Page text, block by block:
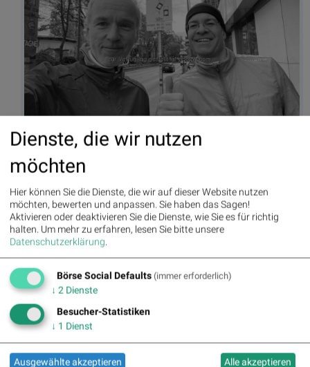
Dienste, die wir nutzen
möchten
Hier können Sie die Dienste, die wir auf dieser Website nutzen
möchten, bewerten und anpassen. Sie haben das Sagen!
Aktivieren oder deaktivieren Sie die Dienste, wie Sie es für richtig
halten. Um mehr zu erfahren, lesen Sie bitte unsere
Datenschutzerklärung.
Börse Social Defaults (immer erforderlich)
↓ 2 Dienste
Besucher-Statistiken
↓ 1 Dienst
Ausgewählte akzeptieren Alle akzeptieren